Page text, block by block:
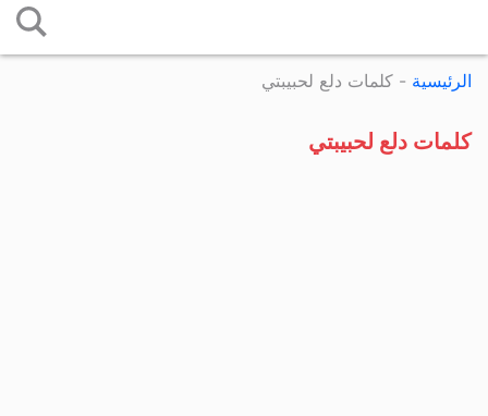
إلى
الرئيسية - كلمات دلع لحبيبتي
كلمات دلع لحبيبتي